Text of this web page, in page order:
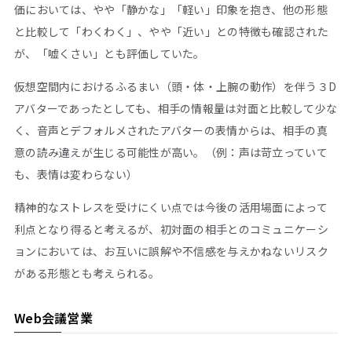
価においては、やや「静かな」「軽い」印象を抱き、他の形態
と比較して「わくわく」、やや「近い」との特徴も確認された
が、「嘘くさい」とも評価していた。
仮想空間内におけるふるまい（頭・体・上腕の動作）を伴う３D
アバターであったとしても、相手の情報量は対面と比較して少な
く、音声とデフォルメされたアバターの表情からは、相手の真
意の読み違えが生じる可能性が高い。（例：声は苛立っていて
も、表情は変わらない）
精神的なストレスを受けにくい点では今後の活用場面によって
利点となり得ると考えるが、初対面の相手とのコミュニケーシ
ョンにおいては、お互いに誤解や不信感を与えかねないリスク
がある形態とも考えられる。
Web会議営業